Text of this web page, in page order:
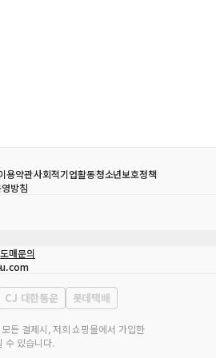
용약관사회적기업활동청소년보호정책
방침
-02223
도매문의
CJ 대한통운 롯데택배
든 결제시, 저희 쇼핑몰에서 가입한
수 있습니다.